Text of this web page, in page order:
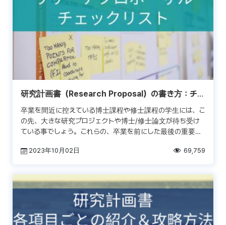
研究計画書（Research Proposal）の書き方：チェ
ックリストの例
卒業を間近に控えている博士課程や修士課程の学生には、こ
の先、大きな研究プロジェクトや博士/修士論文が待ち受け
ている事でしょう。これらの、卒業を前にした最後の重要な
[…]2023年10月02日 69,759